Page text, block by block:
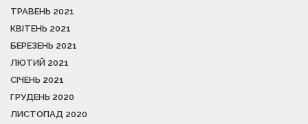
ТРАВЕНЬ 2021
КВІТЕНЬ 2021
БЕРЕЗЕНЬ 2021
ЛЮТИЙ 2021
СІЧЕНЬ 2021
ГРУДЕНЬ 2020
ЛИСТОПАД 2020